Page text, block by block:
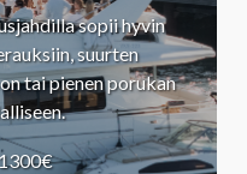
sopii hyvin
suurten
tai pienen porukan